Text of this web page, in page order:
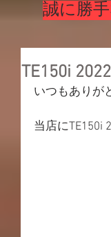
誠に勝
TE150i
いつもありが
当店にTE150i